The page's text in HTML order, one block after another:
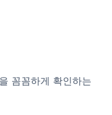
꼼꼼하게 확인하는